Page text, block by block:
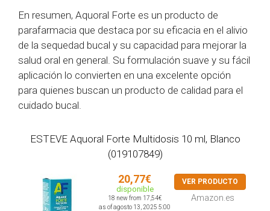
En resumen, Aquoral Forte es un producto de
parafarmacia que destaca por su eficacia en el alivio
de la sequedad bucal y su capacidad para mejorar la
salud oral en general. Su formulación suave y su fácil
aplicación lo convierten en una excelente opción
para quienes buscan un producto de calidad para el
cuidado bucal.
ESTEVE Aquoral Forte Multidosis 10 ml, Blanco
(019107849)
20,77€
disponible
18 new from 17,54€
as of agosto 13, 2025 5:00
VER PRODUCTO
Amazon.es